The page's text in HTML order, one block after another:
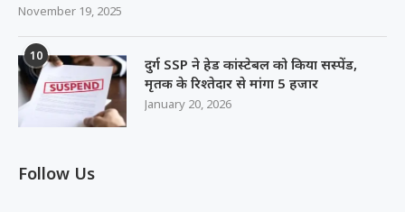
November 19, 2025
10
दुर्ग SSP ने हेड कांस्टेबल को किया सस्पेंड,
मृतक के रिश्तेदार से मांगा 5 हजार
January 20, 2026
Follow Us